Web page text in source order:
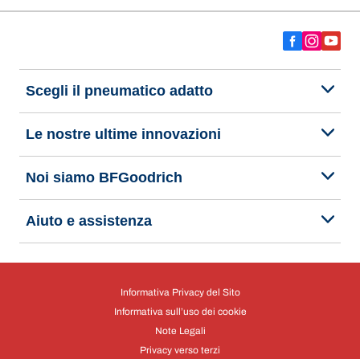
Scegli il pneumatico adatto
Le nostre ultime innovazioni
Noi siamo BFGoodrich
Aiuto e assistenza
Informativa Privacy del Sito
Informativa sull’uso dei cookie
Note Legali
Privacy verso terzi